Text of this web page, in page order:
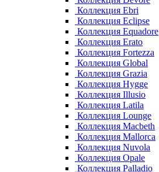
Коллекция Ebri
Коллекция Eclipse
Коллекция Equadore
Коллекция Erato
Коллекция Fortezza
Коллекция Global
Коллекция Grazia
Коллекция Hygge
Коллекция Illusio
Коллекция Latila
Коллекция Lounge
Коллекция Macbeth
Коллекция Mallorca
Коллекция Nuvola
Коллекция Opale
Коллекция Palladio